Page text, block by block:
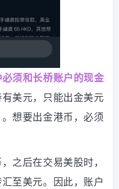
须和长桥账户的现金
美元，只能出金美元
想要出金港币，必须
之后在交易美股时，
至美元。因此，账户